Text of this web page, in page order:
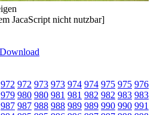
JacaScript nicht nutzbar]
972 972 973 973 974 974 975 975 976
979 980 980 981 981 982 982 983 983
987 987 988 988 989 989 990 990 991